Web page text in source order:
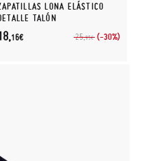
LONA ELÁSTICO
TALÓN
25,95€ (-30%)
16€